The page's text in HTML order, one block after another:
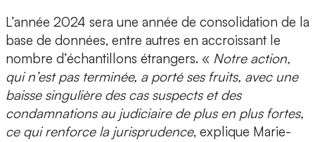
L’année 2024 sera une année de consolidation de la
base de données, entre autres en accroissant le
nombre d’échantillons étrangers. « Notre action,
qui n’est pas terminée, a porté ses fruits, avec une
baisse singulière des cas suspects et des
condamnations au judiciaire de plus en plus fortes,
ce qui renforce la jurisprudence, explique Marie-